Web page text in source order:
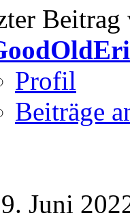
Beitrag
Profil
Beiträge
Juni